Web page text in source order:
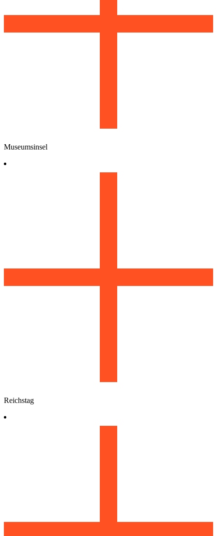
Museumsinsel
Reichstag